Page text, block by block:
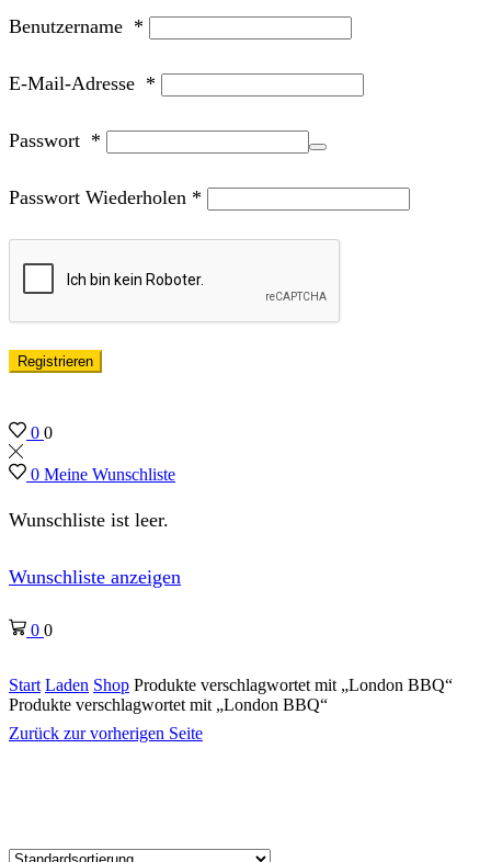
Benutzername *
E-Mail-Adresse *
Passwort *
Passwort Wiederholen *
Registrieren
0 0
0 Meine Wunschliste
Wunschliste ist leer.
Wunschliste anzeigen
0 0
Start Laden Shop Produkte verschlagwortet mit „London BBQ“
Produkte verschlagwortet mit „London BBQ“
Zurück zur vorherigen Seite